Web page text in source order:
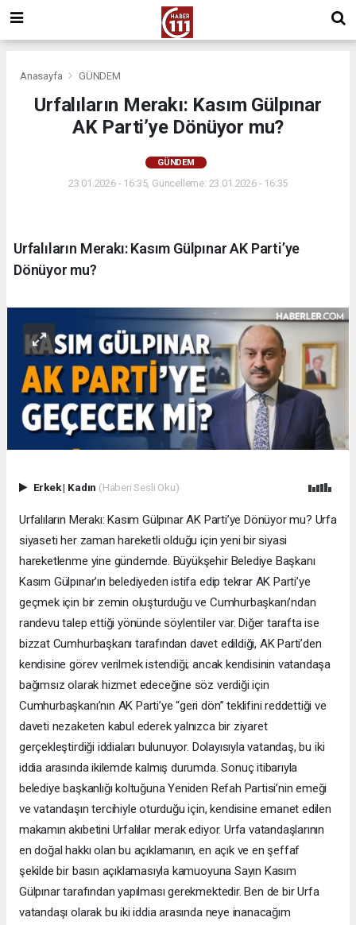
Anasayfa GÜNDEM
Urfalıların Merakı: Kasım Gülpınar
AK Parti’ye Dönüyor mu?
GÜNDEM
23.01.2026 - 16:35, Güncelleme: 23.01.2026 - 16:35
Urfalıların Merakı: Kasım Gülpınar AK Parti’ye
Dönüyor mu?
Erkek| Kadın (Haberi Sesli Oku)
Urfalıların Merakı: Kasım Gülpınar AK Parti’ye Dönüyor mu? Urfa
siyaseti her zaman hareketli olduğu için yeni bir siyasi
hareketlenme yine gündemde. Büyükşehir Belediye Başkanı
Kasım Gülpınar’ın belediyeden istifa edip tekrar AK Parti’ye
geçmek için bir zemin oluşturduğu ve Cumhurbaşkanı’ndan
randevu talep ettiği yönünde söylentiler var. Diğer tarafta ise
bizzat Cumhurbaşkanı tarafından davet edildiği, AK Parti’den
kendisine görev verilmek istendiği; ancak kendisinin vatandaşa
bağımsız olarak hizmet edeceğine söz verdiği için
Cumhurbaşkanı’nın AK Parti’ye “geri dön” teklifini reddettiği ve
daveti nezaketen kabul ederek yalnızca bir ziyaret
gerçekleştirdiği iddiaları bulunuyor. Dolayısıyla vatandaş, bu iki
iddia arasında ikilemde kalmış durumda. Sonuç itibarıyla
belediye başkanlığı koltuğuna Yeniden Refah Partisi’nin emeği
ve vatandaşın tercihiyle oturduğu için, kendisine emanet edilen
makamın akıbetini Urfalılar merak ediyor. Urfa vatandaşlarının
en doğal hakkı olan bu açıklamanın, en açık ve en şeffaf
şekilde bir basın açıklamasıyla kamuoyuna Sayın Kasım
Gülpınar tarafından yapılması gerekmektedir. Ben de bir Urfa
vatandaşı olarak bu iki iddia arasında neye inanacağım